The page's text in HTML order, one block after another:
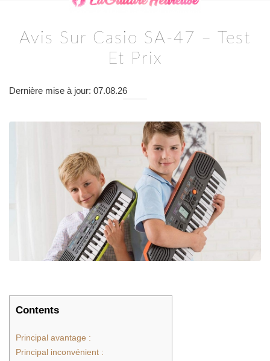
Avis Sur Casio SA-47 – Test
Et Prix
Dernière mise à jour: 07.08.26
Contents
Principal avantage :
Principal inconvénient :